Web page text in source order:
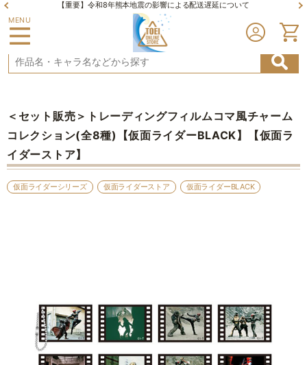
【重要】令和8年熊本地震の影響による配送遅延について
MENU
＜セット販売＞トレーディングフィルムコマ風チャーム
コレクション(全8種)【仮面ライダーBLACK】【仮面ラ
イダーストア】
仮面ライダーシリーズ 仮面ライダーストア 仮面ライダーBLACK